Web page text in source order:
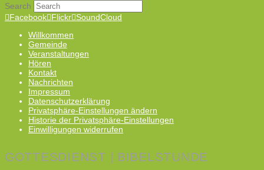
Search
Facebook Flickr SoundCloud
Willkommen
Gemeinde
Veranstaltungen
Hören
Kontakt
Nachrichten
Impressum
Datenschutzerklärung
Privatsphäre-Einstellungen ändern
Historie der Privatsphäre-Einstellungen
Einwilligungen widerrufen
GOTTESDIENST | BIBELSTUNDE